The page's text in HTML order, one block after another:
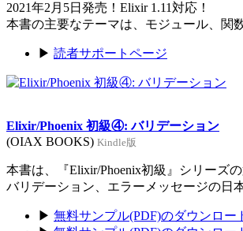
2021年2月5日発売！Elixir 1.11対応！
本書の主要なテーマは、モジュール、関
▶ 読者サポートページ
Elixir/Phoenix 初級④: バリデーション
(OIAX BOOKS) Kindle版
本書は、『Elixir/Phoenix初級』シリーズ
バリデーション、エラーメッセージの日
▶ 無料サンプル(PDF)のダウンロー